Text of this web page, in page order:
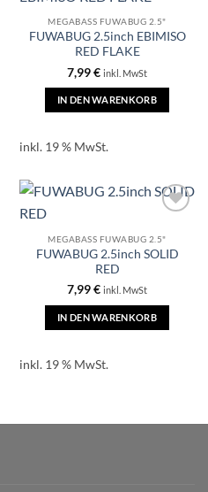
MEGABASS FUWABUG 2.5"
FUWABUG 2.5inch EBIMISO
RED FLAKE
7,99€ inkl. MwSt
IN DEN WARENKORB
inkl. 19 % MwSt.
MEGABASS FUWABUG 2.5"
FUWABUG 2.5inch SOLID
RED
7,99€ inkl. MwSt
IN DEN WARENKORB
inkl. 19 % MwSt.